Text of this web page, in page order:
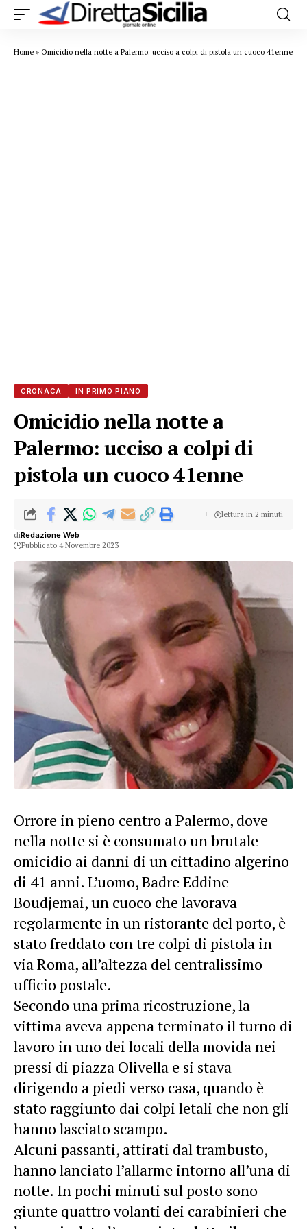
Home » Omicidio nella notte a Palermo: ucciso a colpi di pistola un cuoco 41enne
CRONACA IN PRIMO PIANO
Omicidio nella notte a
Palermo: ucciso a colpi di
pistola un cuoco 41enne
diRedazione Web
Pubblicato 4 Novembre 2023
lettura in 2 minuti
Orrore in pieno centro a Palermo, dove
nella notte si è consumato un brutale
omicidio ai danni di un cittadino algerino
di 41 anni. L’uomo, Badre Eddine
Boudjemai, un cuoco che lavorava
regolarmente in un ristorante del porto, è
stato freddato con tre colpi di pistola in
via Roma, all’altezza del centralissimo
ufficio postale.
Secondo una prima ricostruzione, la
vittima aveva appena terminato il turno di
lavoro in uno dei locali della movida nei
pressi di piazza Olivella e si stava
dirigendo a piedi verso casa, quando è
stato raggiunto dai colpi letali che non gli
hanno lasciato scampo.
Alcuni passanti, attirati dal trambusto,
hanno lanciato l’allarme intorno all’una di
notte. In pochi minuti sul posto sono
giunte quattro volanti dei carabinieri che